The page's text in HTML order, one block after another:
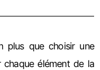
plus que choisir une
chaque élément de la